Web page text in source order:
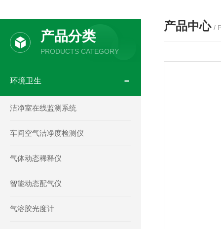
产品中心 /
产品分类
PRODUCTS CATEGORY
环境卫生
洁净室在线监测系统
车间空气洁净度检测仪
气体动态稀释仪
智能动态配气仪
气溶胶光度计